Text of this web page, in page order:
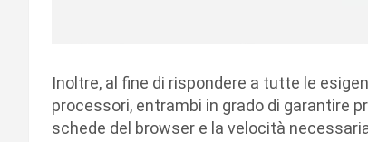
Inoltre, al fine di rispondere a tutte le
processori, entrambi in grado di garantire
schede del browser e la velocità